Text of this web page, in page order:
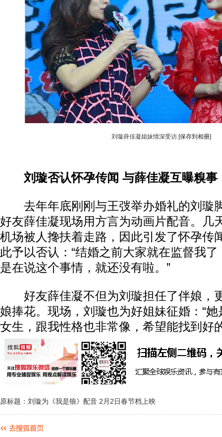
刘璇薛佳凝姐妹情深受访 [保存到相册]
刘璇否认怀孕传闻 与薛佳凝互曝糗事
去年年底刚刚与王弢举办婚礼的刘璇
好友薛佳凝现场用方言为动画片配音。几
机场被人搀扶着走路，因此引发了怀孕传
此予以否认：“结婚之前大家就在监督我
是在说这个事情，就还没有啦。”
好友薛佳凝不但为刘璇担任了伴娘，
娘捧花。现场，刘璇也为好姐妹征婚：“
女生，跟我性格也非常像，希望能找到好
原标题：刘璇为《我是狼》配音 2月2日春节档上映